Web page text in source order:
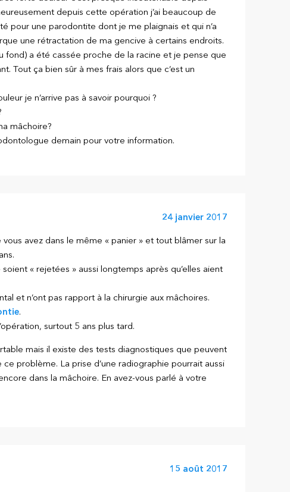
depuis cette opération j’ai beaucoup de
pour une parodontite dont je me plaignais et qui n’a
une rétractation de ma gencive à certains endroits.
fond) a été cassée proche de la racine et je pense que
Tout ça bien sûr à mes frais alors que c’est un
je n’arrive pas à savoir pourquoi ?
mâchoire?
demain pour votre information.
24 janvier 2017
avez dans le même « panier » et tout blâmer sur la
« rejetées » aussi longtemps après qu’elles aient
et n’ont pas rapport à la chirurgie aux mâchoires.
.
surtout 5 ans plus tard.
mais il existe des tests diagnostiques que peuvent
problème. La prise d’une radiographie pourrait aussi
dans la mâchoire. En avez-vous parlé à votre
15 août 2017